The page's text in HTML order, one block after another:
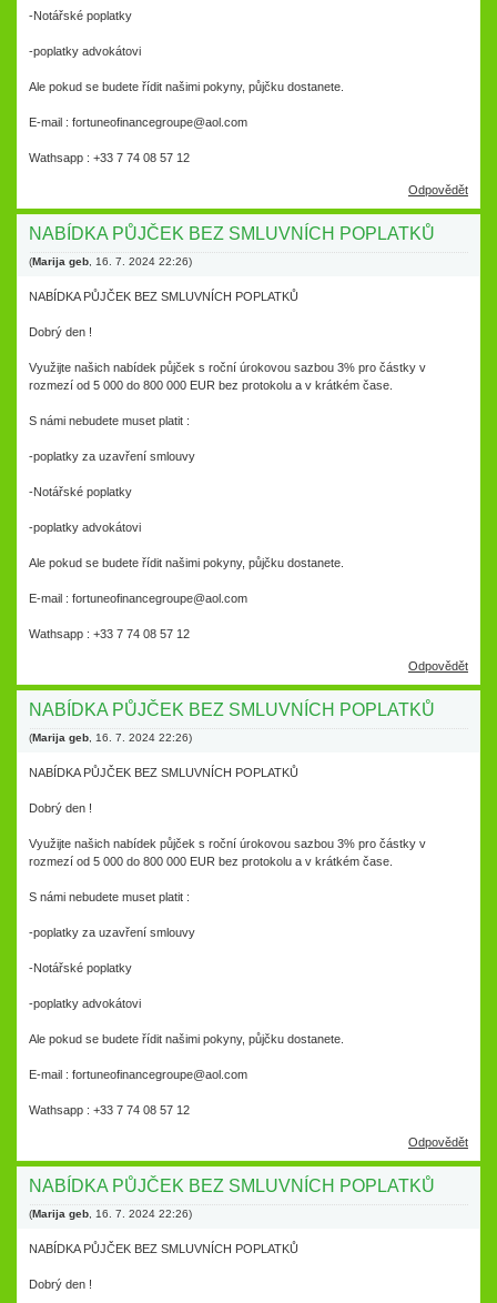
-Notářské poplatky
-poplatky advokátovi
Ale pokud se budete řídit našimi pokyny, půjčku dostanete.
E-mail : fortuneofinancegroupe@aol.com
Wathsapp : +33 7 74 08 57 12
Odpovědět
NABÍDKA PŮJČEK BEZ SMLUVNÍCH POPLATKŮ
(Marija geb 16. 7. 2024 22:26)
NABÍDKA PŮJČEK BEZ SMLUVNÍCH POPLATKŮ
Dobrý den !
Využijte našich nabídek půjček s roční úrokovou sazbou 3% pro částky v
rozmezí od 5 000 do 800 000 EUR bez protokolu a v krátkém čase.
S námi nebudete muset platit :
-poplatky za uzavření smlouvy
-Notářské poplatky
-poplatky advokátovi
Ale pokud se budete řídit našimi pokyny, půjčku dostanete.
E-mail : fortuneofinancegroupe@aol.com
Wathsapp : +33 7 74 08 57 12
Odpovědět
NABÍDKA PŮJČEK BEZ SMLUVNÍCH POPLATKŮ
(Marija geb 16. 7. 2024 22:26)
NABÍDKA PŮJČEK BEZ SMLUVNÍCH POPLATKŮ
Dobrý den !
Využijte našich nabídek půjček s roční úrokovou sazbou 3% pro částky v
rozmezí od 5 000 do 800 000 EUR bez protokolu a v krátkém čase.
S námi nebudete muset platit :
-poplatky za uzavření smlouvy
-Notářské poplatky
-poplatky advokátovi
Ale pokud se budete řídit našimi pokyny, půjčku dostanete.
E-mail : fortuneofinancegroupe@aol.com
Wathsapp : +33 7 74 08 57 12
Odpovědět
NABÍDKA PŮJČEK BEZ SMLUVNÍCH POPLATKŮ
(Marija geb 16. 7. 2024 22:26)
NABÍDKA PŮJČEK BEZ SMLUVNÍCH POPLATKŮ
Dobrý den !